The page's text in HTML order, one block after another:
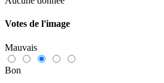
Votes de l'image
Mauvais
Bon